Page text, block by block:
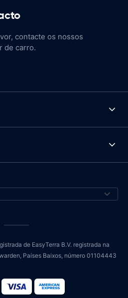
contacte os nossos
de carro.
de EasyTerra B.V. registrada na
Países Baixos, número 01104443